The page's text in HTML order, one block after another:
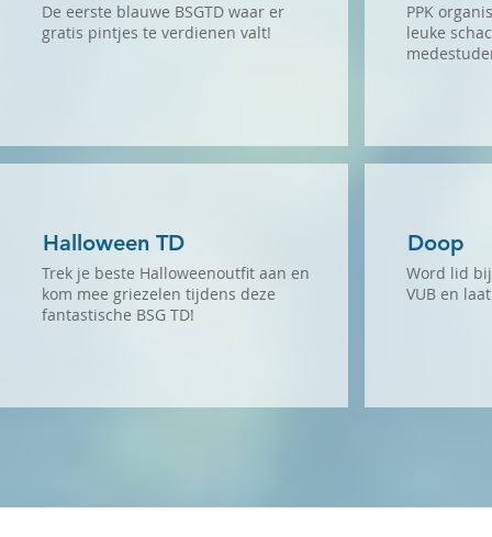
De eerste blauwe BSGTD waar er
gratis pintjes te verdienen valt!
Halloween TD
Trek je beste Halloweenoutfit aan en
kom mee griezelen tijdens deze
fantastische BSG TD!
PPK
leuke
Doop
Word lid
VUB en